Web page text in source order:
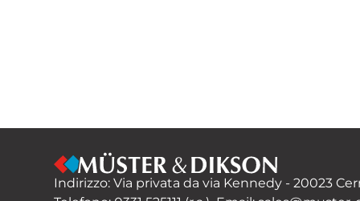
Indirizzo: Via privata da via Kennedy - 20023